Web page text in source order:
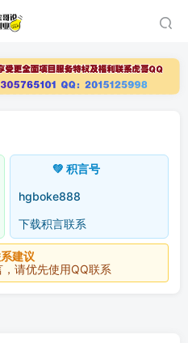
💚 积言号
hgboke888
下载积言联系
系建议
优先使用QQ联系